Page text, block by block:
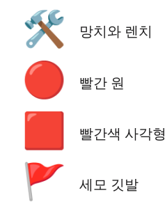
🛠️ 망치와 렌치
🔴 빨간 원
🟥 빨간색 사각형
🚩 세모 깃발